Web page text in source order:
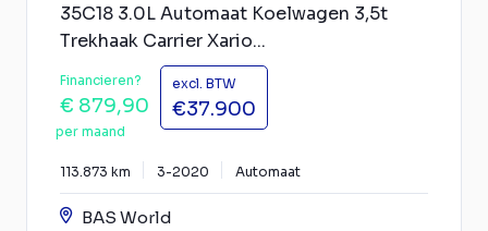
35C18 3.0L Automaat Koelwagen 3,5t
Trekhaak Carrier Xario...
Financieren?
€ 879,90
per maand
excl. BTW
€37.900
113.873 km 3-2020 Automaat
BAS World